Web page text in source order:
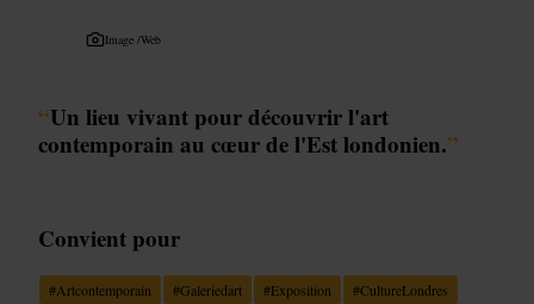
Image /Web
“Un lieu vivant pour découvrir l'art
contemporain au cœur de l'Est londonien.”
Convient pour
#Artcontemporain #Galeriedart #Exposition #CultureLondres